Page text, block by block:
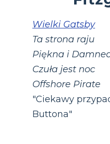
Wielki Gatsby
Ta strona raju
Piękna i
Czuła jest noc
Offshore Pirate
"Ciekawy
Buttona"